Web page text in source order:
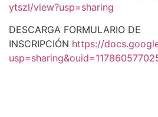
ytszl/view?usp=sharing
DESCARGA FORMULARIO DE
INSCRIPCIÓN https://